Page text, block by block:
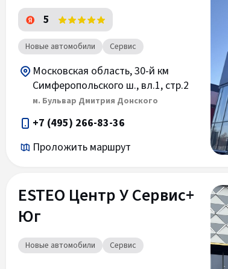
5
Новые автомобили Сервис
Московская область, 30-й км
Симферопольского ш., вл.1, стр.2
м. Бульвар Дмитрия Донского
+7 (495) 266-83-36
Проложить маршрут
ESTEO Центр У Сервис+
Юг
Новые автомобили Сервис